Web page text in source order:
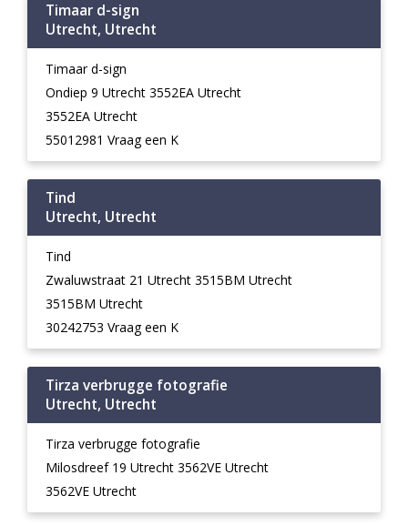
Timaar d-sign
Utrecht, Utrecht
Timaar d-sign
Ondiep 9 Utrecht 3552EA Utrecht
3552EA Utrecht
55012981 Vraag een K
Tind
Utrecht, Utrecht
Tind
Zwaluwstraat 21 Utrecht 3515BM Utrecht
3515BM Utrecht
30242753 Vraag een K
Tirza verbrugge fotografie
Utrecht, Utrecht
Tirza verbrugge fotografie
Milosdreef 19 Utrecht 3562VE Utrecht
3562VE Utrecht